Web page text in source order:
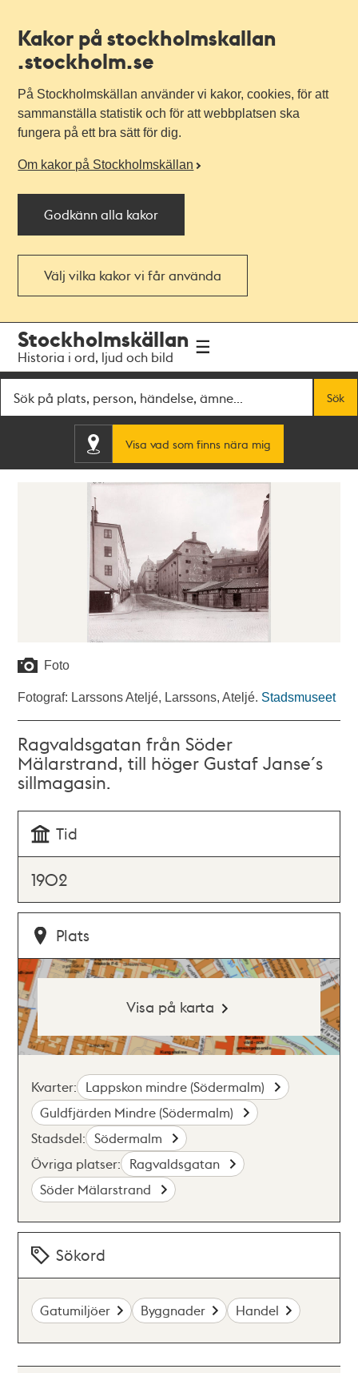
Kakor på stockholmskallan
.stockholm.se
På Stockholmskällan använder vi kakor, cookies, för att
sammanställa statistik och för att webbplatsen ska
fungera på ett bra sätt för dig.
Om kakor på Stockholmskällan
Godkänn alla kakor
Välj vilka kakor vi får använda
navigationen
huvudinnehållet
Stockholmskällan
Historia i ord, ljud och bild
Sök
Visa vad som finns nära mig
Foto
Fotograf: Larssons Ateljé, Larssons, Ateljé. Stadsmuseet
Ragvaldsgatan från Söder
Mälarstrand, till höger Gustaf Janse´s
sillmagasin.
Tid
1902
Plats
Visa på karta
Kvarter: Lappskon mindre (Södermalm)
Guldfjärden Mindre (Södermalm)
Stadsdel: Södermalm
Övriga platser: Ragvaldsgatan
Söder Mälarstrand
Sökord
Gatumiljöer Byggnader Handel